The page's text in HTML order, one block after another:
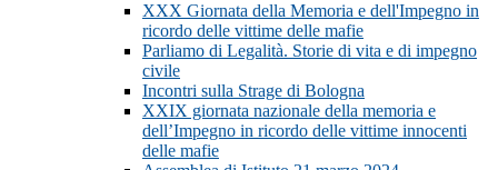
XXX Giornata della Memoria e dell'Impegno in
ricordo delle vittime delle mafie
Parliamo di Legalità. Storie di vita e di impegno
civile
Incontri sulla Strage di Bologna
XXIX giornata nazionale della memoria e
dell’Impegno in ricordo delle vittime innocenti
delle mafie